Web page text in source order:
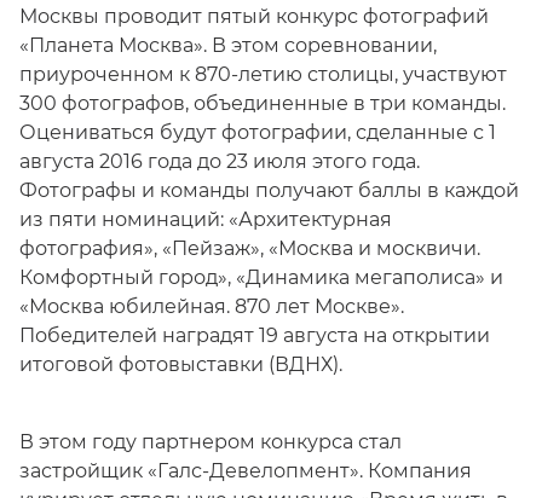
Москвы проводит пятый конкурс фотографий
«Планета Москва». В этом соревновании,
приуроченном к 870-летию столицы, участвуют
300 фотографов, объединенные в три команды.
Оцениваться будут фотографии, сделанные с 1
августа 2016 года до 23 июля этого года.
Фотографы и команды получают баллы в каждой
из пяти номинаций: «Архитектурная
фотография», «Пейзаж», «Москва и москвичи.
Комфортный город», «Динамика мегаполиса» и
«Москва юбилейная. 870 лет Москве».
Победителей наградят 19 августа на открытии
итоговой фотовыставки (ВДНХ).
В этом году партнером конкурса стал
застройщик «Галс-Девелопмент». Компания